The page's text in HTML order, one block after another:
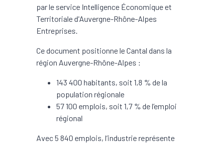
par le service Intelligence Économique et
Territoriale d'Auvergne-Rhône-Alpes
Entreprises.
Ce document positionne le Cantal dans la
région Auvergne-Rhône-Alpes :
143 400 habitants, soit 1,8 % de la
population régionale
57 100 emplois, soit 1,7 % de l’emploi
régional
Avec 5 840 emplois, l’industrie représente